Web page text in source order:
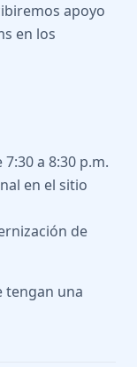
apoyo
en los
a 8:30 p.m.
en el sitio
de
tengan una